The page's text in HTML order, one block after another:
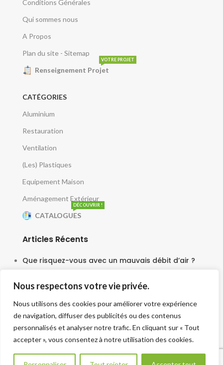
Nous respectons votre vie privée.
Nous utilisons des cookies pour améliorer votre expérience
de navigation, diffuser des publicités ou des contenus
personnalisés et analyser notre trafic. En cliquant sur « Tout
accepter », vous consentez à notre utilisation des cookies.
Conditions Générales
Qui sommes nous
A Propos
Plan du site - Sitemap
Renseignement Projet
VOTRE PROJET
CATÉGORIES
Aluminium
Restauration
Ventilation
(Les) Plastiques
Equipement Maison
Aménagement Extérieur
CATALOGUES
DÉCOUVRIR !
Articles Récents
Que risquez-vous avec un mauvais débit d’air ?
Le moteur escargot est-il vraiment silencieux ?
3 juin 2025
Faut-il une tourelle pour chaque cuisine ?
30 mai 2025
Besoin d aide ?